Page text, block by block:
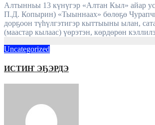
Алтынньы 13 күнүгэр «Алтан Кыл» айар устуудьуйа (сал.
П.Д. Копырин) «Тыыннаах» бөлөҕө
дорҕоон түһүлгэтигэр кыттыыны ылан,
(маастар кылаас) үөрэтэн, көрдөрөн
Uncategorized
ИСТИҤ ЭҔЭРДЭ